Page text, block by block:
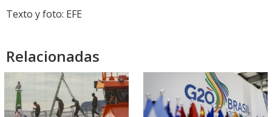
Texto y foto: EFE
Relacionadas